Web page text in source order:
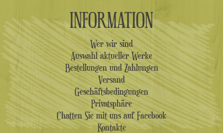
INFORMATION
Wer wir sind
Auswahl aktueller Werke
Bestellungen und Zahlungen
Versand
Geschäftsbedingungen
Privatsphäre
Chatten Sie mit uns auf Facebook
Kontakte